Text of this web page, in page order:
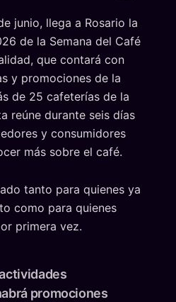
junio, llega a Rosario la
de la Semana del Café
que contará con
y promociones de la
de 25 cafeterías de la
reúne durante seis días
y consumidores
más sobre el café.
tanto para quienes ya
como para quienes
primera vez.
promociones